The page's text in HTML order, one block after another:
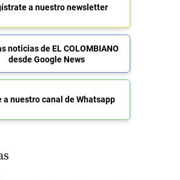
a nuestro newsletter
noticias de EL COLOMBIANO
desde Google News
a nuestro canal de Whatsapp